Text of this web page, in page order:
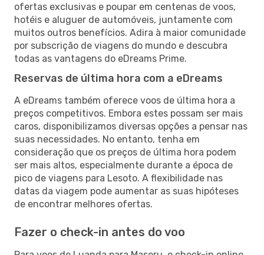
ofertas exclusivas e poupar em centenas de voos,
hotéis e aluguer de automóveis, juntamente com
muitos outros benefícios. Adira à maior comunidade
por subscrição de viagens do mundo e descubra
todas as vantagens do eDreams Prime.
Reservas de última hora com a eDreams
A eDreams também oferece voos de última hora a
preços competitivos. Embora estes possam ser mais
caros, disponibilizamos diversas opções a pensar nas
suas necessidades. No entanto, tenha em
consideração que os preços de última hora podem
ser mais altos, especialmente durante a época de
pico de viagens para Lesoto. A flexibilidade nas
datas da viagem pode aumentar as suas hipóteses
de encontrar melhores ofertas.
Fazer o check-in antes do voo